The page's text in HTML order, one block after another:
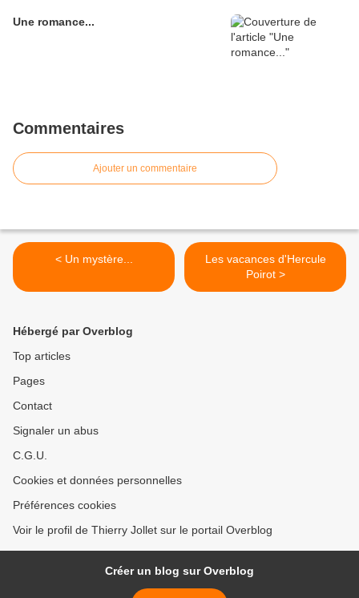
Une romance...
Commentaires
Ajouter un commentaire
< Un mystère...
Les vacances d'Hercule
Poirot >
Hébergé par Overblog
Top articles
Pages
Contact
Signaler un abus
C.G.U.
Cookies et données personnelles
Préférences cookies
Voir le profil de Thierry Jollet sur le portail Overblog
Créer un blog sur Overblog